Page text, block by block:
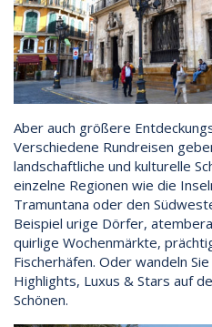
Aber auch größere
Verschiedene Rundreisen
landschaftliche und kulturelle
einzelne Regionen wie die
Tramuntana oder den
Beispiel urige Dörfer,
quirlige Wochenmärkte,
Fischerhäfen. Oder wandeln
Highlights, Luxus & Stars auf
Schönen.